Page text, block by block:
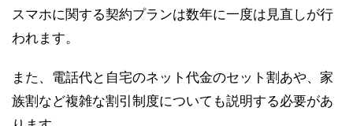
スマホに関する契約プランは数年に一度は見直しが行
われます。
また、電話代と自宅のネット代金のセット割あや、家
族割など複雑な割引制度についても説明する必要があ